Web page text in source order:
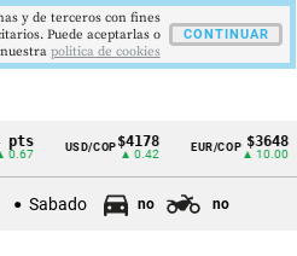
USD/COP$4178
▲ 0.42
EUR/COP $3648
▲ 10.00
Sabado no no
y de terceros con fines
Puede aceptarlas o
politica de cookies
CONTINUAR